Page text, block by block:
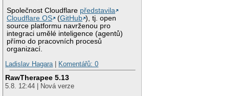
Společnost Cloudflare představila
Cloudflare OS
(GitHub ), tj. open
source platformu navrženou pro
integraci umělé inteligence (agentů)
přímo do pracovních procesů
organizací.
Ladislav Hagara| Komentářů: 0
RawTherapee 5.13
5.8. 12:44 | Nová verze